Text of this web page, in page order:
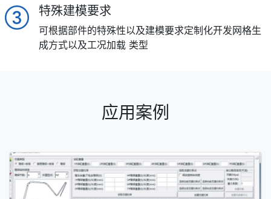
特殊建模要求
可根据部件的特殊性以及建模要求定制化开发网格生
成方式以及工况加载 类型
应用案例